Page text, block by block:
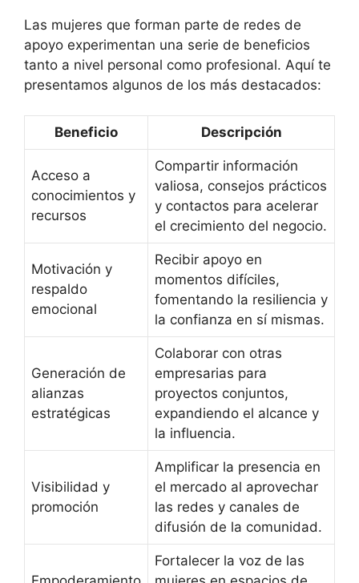
Las mujeres que forman parte de redes de
apoyo experimentan una serie de beneficios
tanto a nivel personal como profesional. Aquí te
presentamos algunos de los más destacados:
Beneficio Descripción
Acceso a
conocimientos y
recursos
Compartir información
valiosa, consejos prácticos
y contactos para acelerar
el crecimiento del negocio.
Motivación y
respaldo
emocional
Recibir apoyo en
momentos difíciles,
fomentando la resiliencia y
la confianza en sí mismas.
Generación de
alianzas
estratégicas
Colaborar con otras
empresarias para
proyectos conjuntos,
expandiendo el alcance y
la influencia.
Visibilidad y
promoción
Amplificar la presencia en
el mercado al aprovechar
las redes y canales de
difusión de la comunidad.
Fortalecer la voz de las